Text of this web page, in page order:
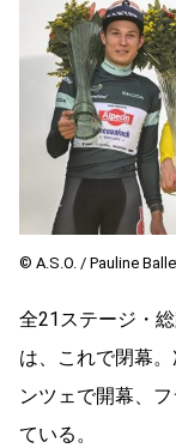
©︎ A.S.O. / Pauline
全21ステージ・
は、これで閉幕
ンツェで開幕、
ている。